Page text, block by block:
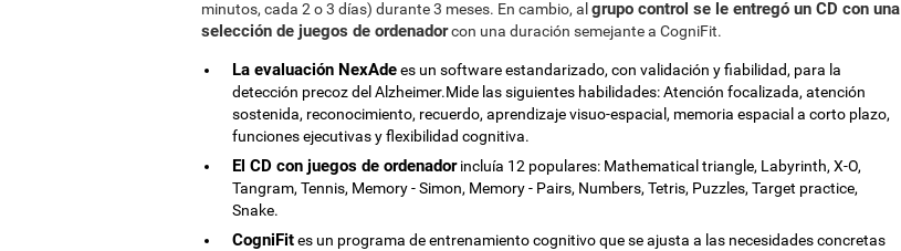
minutos, cada 2 o 3 días) durante 3 meses. En cambio, al grupo control se le entregó un CD con una
selección de juegos de ordenadorcon una duración semejante a CogniFit.
La evaluación NexAdees un software estandarizado, con validación y fiabilidad, para la
detección precoz del Alzheimer.Mide las siguientes habilidades: Atención focalizada, atención
sostenida, reconocimiento, recuerdo, aprendizaje visuo-espacial, memoria espacial a corto plazo,
funciones ejecutivas y flexibilidad cognitiva.
El CD con juegos de ordenadorincluía 12 populares: Mathematical triangle, Labyrinth, X-O,
Tangram, Tennis, Memory - Simon, Memory - Pairs, Numbers, Tetris, Puzzles, Target practice,
Snake.
CogniFites un programa de entrenamiento cognitivo que se ajusta a las necesidades concretas